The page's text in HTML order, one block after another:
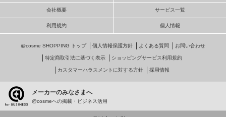
会社概要 サービス一覧
利用規約 個人情報
@cosme SHOPPING トップ 個人情報保護方針 よくある質問 お問い合わせ
特定商取引法に基づく表示 ショッピングサービス利用規約
カスタマーハラスメントに対する方針 採用情報
メーカーのみなさまへ
@cosmeへの掲載・ビジネス活用